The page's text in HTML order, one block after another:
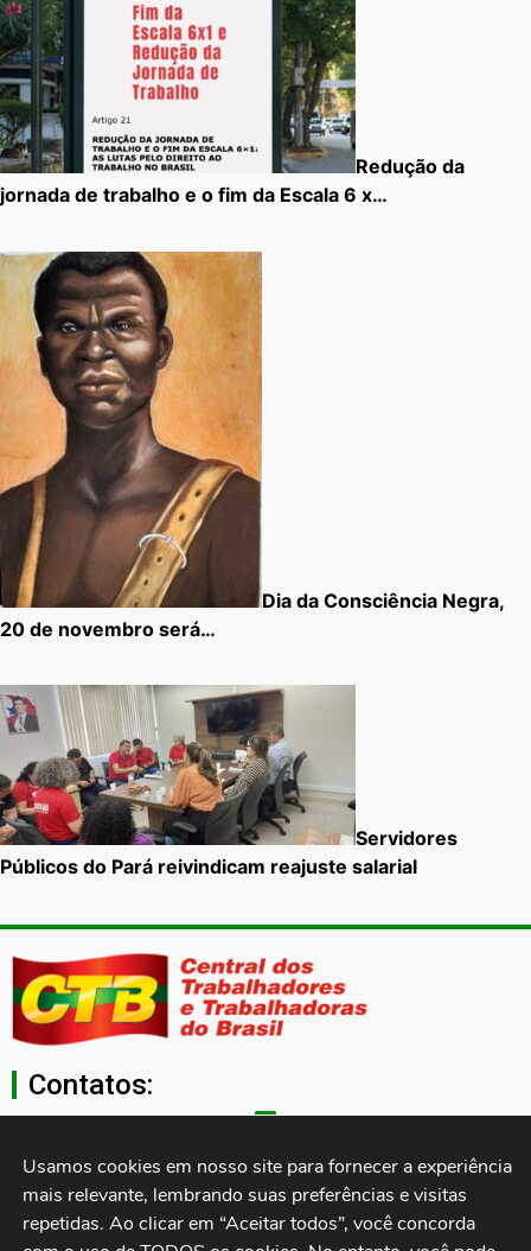
Redução da
jornada de trabalho e o fim da Escala 6 x…
Dia da Consciência Negra,
20 de novembro será…
Servidores
Públicos do Pará reivindicam reajuste salarial
Contatos:
11 3874-0040
Usamos cookies em nosso site para fornecer a experiência
mais relevante, lembrando suas preferências e visitas
repetidas. Ao clicar em “Aceitar todos”, você concorda